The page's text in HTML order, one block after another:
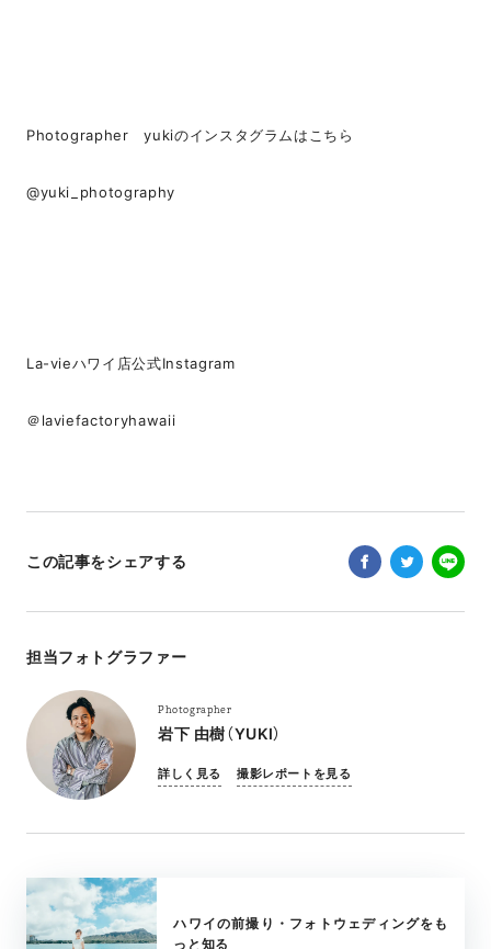
Photographer yukiのインスタグラムはこちら
@yuki_photography
La-vieハワイ店公式Instagram
＠laviefactoryhawaii
この記事をシェアする
担当フォトグラファー
Photographer
岩下 由樹（YUKI）
詳しく見る 撮影レポートを見る
ハワイの前撮り・フォトウェディングをも
っと知る